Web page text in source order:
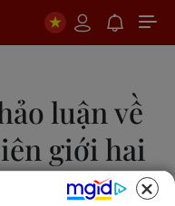
luận về
giới hai